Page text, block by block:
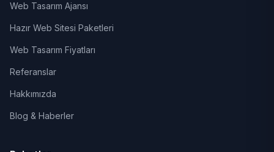
Web Tasarım Ajansı
Hazır Web Sitesi Paketleri
Web Tasarım Fiyatları
Referanslar
Hakkımızda
Blog & Haberler